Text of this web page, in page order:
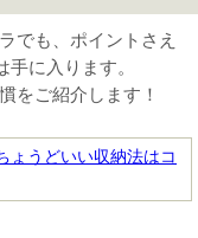
でも、ポイントさえ
に入ります。
をご紹介します！
うどいい収納法はコ